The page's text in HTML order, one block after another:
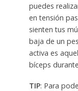
puedes
en tensión
sienten tus
baja de un
activa es
bíceps
TIP: Para